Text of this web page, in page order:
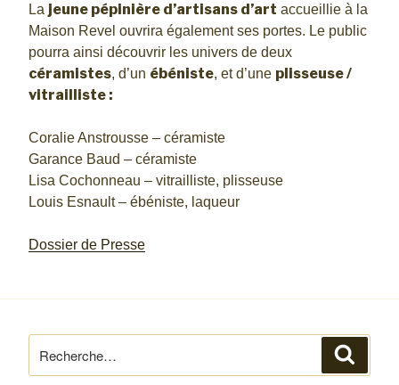
La jeune pépinière d’artisans d’art accueillie à la
Maison Revel ouvrira également ses portes. Le public
pourra ainsi découvrir les univers de deux
céramistes, d’un ébéniste, et d’une plisseuse /
vitrailliste :
Coralie Anstrousse – céramiste
Garance Baud – céramiste
Lisa Cochonneau – vitrailliste, plisseuse
Louis Esnault – ébéniste, laqueur
Dossier de Presse